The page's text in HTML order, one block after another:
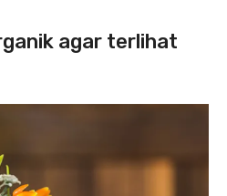
agar terlihat